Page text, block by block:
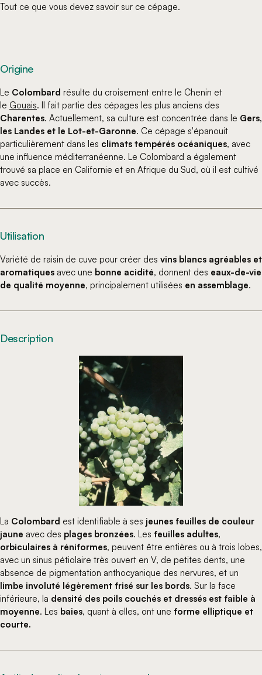
Tout ce que vous devez savoir sur ce cépage.
Origine
Le Colombard résulte du croisement entre le Chenin et
le Gouais. Il fait partie des cépages les plus anciens des
Charentes. Actuellement, sa culture est concentrée dans le Gers,
les Landes et le Lot-et-Garonne. Ce cépage s'épanouit
particulièrement dans les climats tempérés océaniques, avec
une influence méditerranéenne. Le Colombard a également
trouvé sa place en Californie et en Afrique du Sud, où il est cultivé
avec succès.
Utilisation
Variété de raisin de cuve pour créer des vins blancs agréables et
aromatiques avec une bonne acidité, donnent des eaux-de-vie
de qualité moyenne, principalement utilisées en assemblage.
Description
La Colombard est identifiable à ses jeunes feuilles de couleur
jaune avec des plages bronzées. Les feuilles adultes,
orbiculaires à réniformes, peuvent être entières ou à trois lobes,
avec un sinus pétiolaire très ouvert en V, de petites dents, une
absence de pigmentation anthocyanique des nervures, et un
limbe involuté légèrement frisé sur les bords. Sur la face
inférieure, la densité des poils couchés et dressés est faible à
moyenne. Les baies, quant à elles, ont une forme elliptique et
courte.